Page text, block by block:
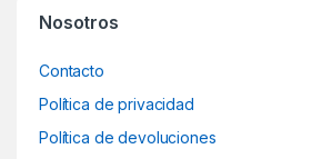
Nosotros
Contacto
Política de privacidad
Política de devoluciones